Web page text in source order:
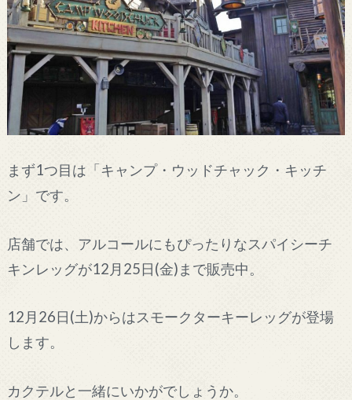
まず1つ目は「キャンプ・ウッドチャック・キッチ
ン」です。
店舗では、アルコールにもぴったりなスパイシーチ
キンレッグが12月25日(金)まで販売中。
12月26日(土)からはスモークターキーレッグが登場
します。
カクテルと一緒にいかがでしょうか。